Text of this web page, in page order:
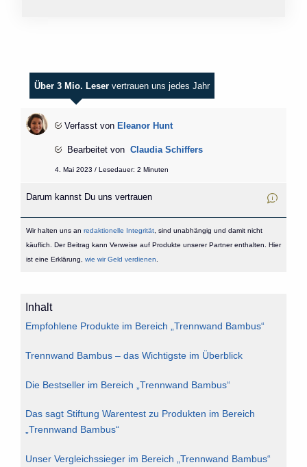
Über 3 Mio. Leser vertrauen uns jedes Jahr
Verfasst von Eleanor Hunt
Bearbeitet von Claudia Schiffers
4. Mai 2023 / Lesedauer: 2 Minuten
Darum kannst Du uns vertrauen
Wir halten uns an redaktionelle Integrität, sind unabhängig und damit nicht
käuflich. Der Beitrag kann Verweise auf Produkte unserer Partner enthalten. Hier
ist eine Erklärung, wie wir Geld verdienen
Inhalt
Empfohlene Produkte im Bereich „Trennwand Bambus“
Trennwand Bambus – das Wichtigste im Überblick
Die Bestseller im Bereich „Trennwand Bambus“
Das sagt Stiftung Warentest zu Produkten im Bereich
„Trennwand Bambus“
Unser Vergleichssieger im Bereich „Trennwand Bambus“